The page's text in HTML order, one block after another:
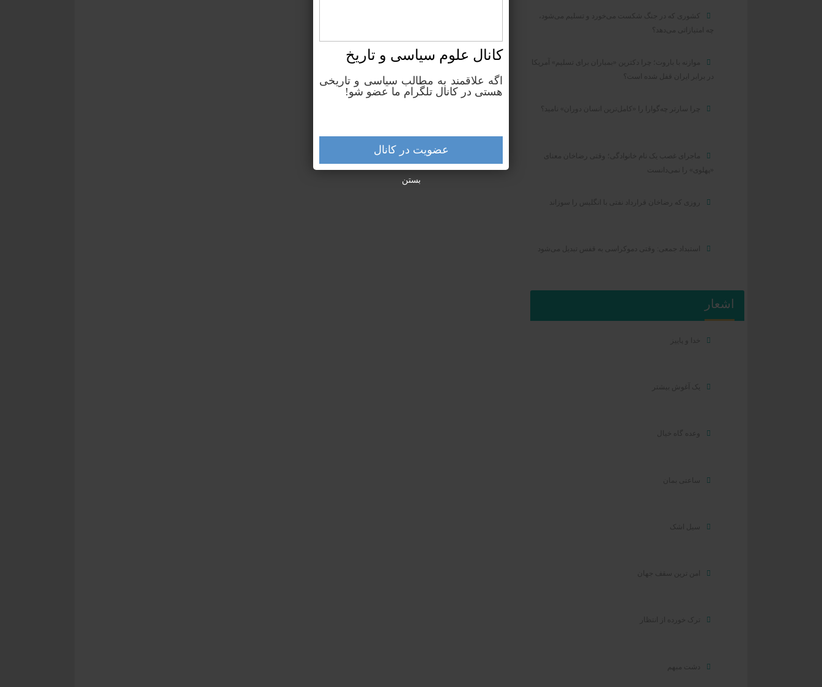
کشوری که در جنگ شکست می‌خورد و تسلیم می‌شود،
چه امتیازاتی می‌دهد؟
موازنه با باروت؛ چرا دکترین «بمباران برای تسلیم» آمریکا
در برابر ایران قفل شده است؟
چرا سارتر چه‌گوارا را «کامل‌ترین انسان دوران» نامید؟
ماجرای غصب یک نام خانوادگی؛ وقتی رضاخان معنای
«پهلوی» را نمی‌دانست
روزی که رضاخان قرارداد نفتی با انگلیس را سوزاند
استبداد جمعی: وقتی دموکراسی به قفس تبدیل می‌شود
اشعار
خدا و پاییز
یک آغوش بیشتر
وعده گاه خیال
ساعتی بمان
سیل اشک
امن ترین سقف جهان
ترک خورده از انتظار
دشت مبهم
کانال علوم‌ سیاسی و تاریخ
اگه علاقمند به مطالب سیاسی و تاریخی
هستی در کانال تلگرام ما عضو شو!
عضویت در کانال
بستن